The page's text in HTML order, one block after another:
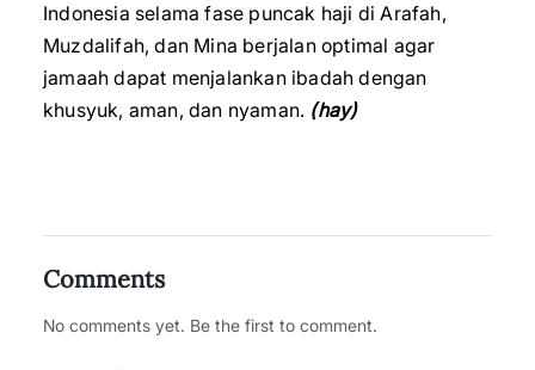
Indonesia selama fase puncak haji di Arafah,
Muzdalifah, dan Mina berjalan optimal agar
jamaah dapat menjalankan ibadah dengan
khusyuk, aman, dan nyaman. (hay)
Comments
No comments yet. Be the first to comment.